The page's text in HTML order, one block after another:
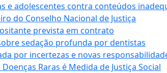
e adolescentes contra conteúdos
do Conselho Nacional de Justiça
prevista em contrato
sedação profunda por dentistas
por incertezas e novas
Raras é Medida de Justiça Social